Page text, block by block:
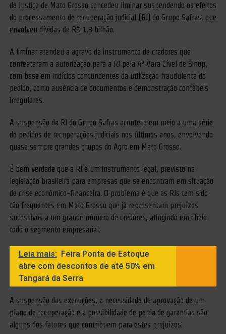
de Justiça de Mato Grosso concedeu liminar suspendendo os efeitos
do processamento de recuperação judicial (RJ) do Grupo Safras, que
envolveu dívidas de R$ 1,8 bilhão.
A liminar atendeu a agravo de instrumento de credores que
contestaram a autorização para a RJ pela 4ª Vara Cível de Sinop,
com base em indícios contundentes da utilização fraudulenta do
pedido, como ausência de documentos e demonstração contábeis
irregulares.
A suspensão da RJ do Grupo Safras acontece em meio a uma série
de pedidos de recuperações judiciais nos últimos anos, envolvendo
quase sempre grandes grupos do Agro em Mato Grosso.
É bem verdade que a RJ é um instrumento legal, previsto na
legislação brasileira para empresas que se encontram em situação
de crise econômico-financeira. O problema é que as RJs tem sido
tão frequentes em Mato Grosso que já representam prejuízos
sucessivos a um grande número de credores, atingindo em cheio
todo o segmento empresarial.
Leia mais:
Feira Ponta de Estoque
abre com descontos de até 50% em
Tangará da Serra
A suspensão das execuções, a necessidade de aprovação de um
plano de recuperação e a possibilidade de perda de garantias são
alguns dos fatores que contribuem para estes prejuízos.